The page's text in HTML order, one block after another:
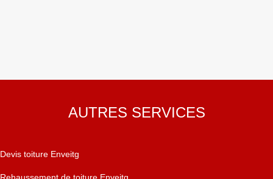
AUTRES SERVICES
Devis toiture Enveitg